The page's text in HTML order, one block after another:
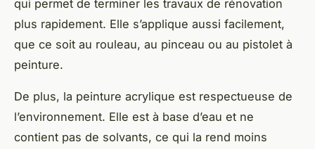
qui permet de terminer les travaux de rénovation
plus rapidement. Elle s’applique aussi facilement,
que ce soit au rouleau, au pinceau ou au pistolet à
peinture.
De plus, la peinture acrylique est respectueuse de
l’environnement. Elle est à base d’eau et ne
contient pas de solvants, ce qui la rend moins